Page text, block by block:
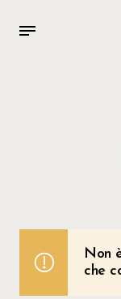
Non
che